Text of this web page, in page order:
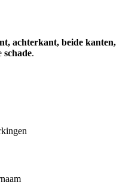
achterkant, beide kanten,
schade.